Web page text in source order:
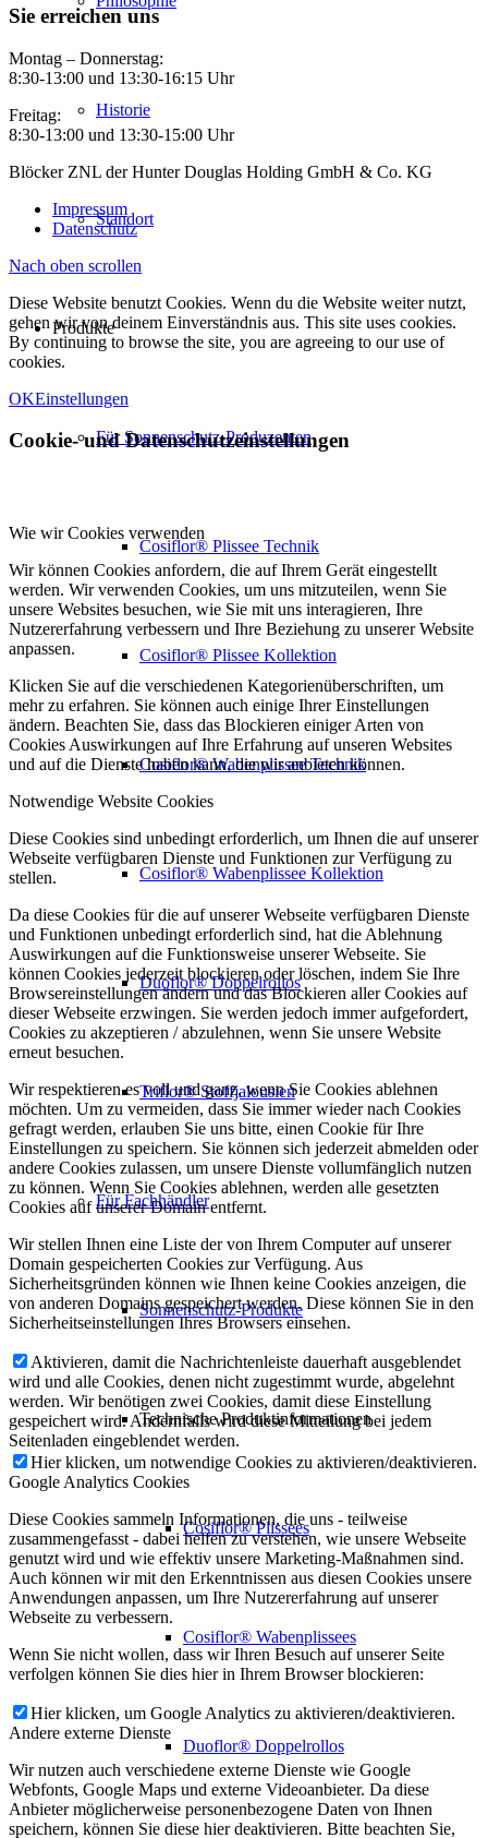
Historie
Standort
Produkte
Für Sonnenschutz-Produzenten
Cosiflor® Plissee Technik
Cosiflor® Plissee Kollektion
Cosiflor® Wabenplissee Technik
Cosiflor® Wabenplissee Kollektion
Duoflor® Doppelrollos
Triflor® Stoffjalousien
Für Fachhändler
Sonnenschutz-Produkte
Technische Produktinformationen
Cosiflor® Plissees
Cosiflor® Wabenplissees
Duoflor® Doppelrollos
Sie erreichen uns
Montag – Donnerstag:
8:30-13:00 und 13:30-16:15 Uhr
Freitag:
8:30-13:00 und 13:30-15:00 Uhr
Blöcker ZNL der Hunter Douglas Holding GmbH & Co. KG
Impressum
Datenschutz
Nach oben scrollen
Diese Website benutzt Cookies. Wenn du die Website weiter nutzt,
gehen wir von deinem Einverständnis aus. This site uses cookies.
By continuing to browse the site, you are agreeing to our use of
cookies.
OKEinstellungen
Cookie- und Datenschutzeinstellungen
Wie wir Cookies verwenden
Wir können Cookies anfordern, die auf Ihrem Gerät eingestellt
werden. Wir verwenden Cookies, um uns mitzuteilen, wenn Sie
unsere Websites besuchen, wie Sie mit uns interagieren, Ihre
Nutzererfahrung verbessern und Ihre Beziehung zu unserer Website
anpassen.
Klicken Sie auf die verschiedenen Kategorienüberschriften, um
mehr zu erfahren. Sie können auch einige Ihrer Einstellungen
ändern. Beachten Sie, dass das Blockieren einiger Arten von
Cookies Auswirkungen auf Ihre Erfahrung auf unseren Websites
und auf die Dienste haben kann, die wir anbieten können.
Notwendige Website Cookies
Diese Cookies sind unbedingt erforderlich, um Ihnen die auf unserer
Webseite verfügbaren Dienste und Funktionen zur Verfügung zu
stellen.
Da diese Cookies für die auf unserer Webseite verfügbaren Dienste
und Funktionen unbedingt erforderlich sind, hat die Ablehnung
Auswirkungen auf die Funktionsweise unserer Webseite. Sie
können Cookies jederzeit blockieren oder löschen, indem Sie Ihre
Browsereinstellungen ändern und das Blockieren aller Cookies auf
dieser Webseite erzwingen. Sie werden jedoch immer aufgefordert,
Cookies zu akzeptieren / abzulehnen, wenn Sie unsere Website
erneut besuchen.
Wir respektieren es voll und ganz, wenn Sie Cookies ablehnen
möchten. Um zu vermeiden, dass Sie immer wieder nach Cookies
gefragt werden, erlauben Sie uns bitte, einen Cookie für Ihre
Einstellungen zu speichern. Sie können sich jederzeit abmelden oder
andere Cookies zulassen, um unsere Dienste vollumfänglich nutzen
zu können. Wenn Sie Cookies ablehnen, werden alle gesetzten
Cookies auf unserer Domain entfernt.
Wir stellen Ihnen eine Liste der von Ihrem Computer auf unserer
Domain gespeicherten Cookies zur Verfügung. Aus
Sicherheitsgründen können wie Ihnen keine Cookies anzeigen, die
von anderen Domains gespeichert werden. Diese können Sie in den
Sicherheitseinstellungen Ihres Browsers einsehen.
Aktivieren, damit die Nachrichtenleiste dauerhaft ausgeblendet
wird und alle Cookies, denen nicht zugestimmt wurde, abgelehnt
werden. Wir benötigen zwei Cookies, damit diese Einstellung
gespeichert wird. Andernfalls wird diese Mitteilung bei jedem
Seitenladen eingeblendet werden.
Hier klicken, um notwendige Cookies zu aktivieren/deaktivieren.
Google Analytics Cookies
Diese Cookies sammeln Informationen, die uns - teilweise
zusammengefasst - dabei helfen zu verstehen, wie unsere Webseite
genutzt wird und wie effektiv unsere Marketing-Maßnahmen sind.
Auch können wir mit den Erkenntnissen aus diesen Cookies unsere
Anwendungen anpassen, um Ihre Nutzererfahrung auf unserer
Webseite zu verbessern.
Wenn Sie nicht wollen, dass wir Ihren Besuch auf unserer Seite
verfolgen können Sie dies hier in Ihrem Browser blockieren:
Hier klicken, um Google Analytics zu aktivieren/deaktivieren.
Andere externe Dienste
Wir nutzen auch verschiedene externe Dienste wie Google
Webfonts, Google Maps und externe Videoanbieter. Da diese
Anbieter möglicherweise personenbezogene Daten von Ihnen
speichern, können Sie diese hier deaktivieren. Bitte beachten Sie,